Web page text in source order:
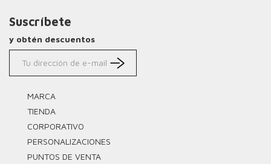
Suscríbete
y obtén descuentos
MARCA
TIENDA
CORPORATIVO
PERSONALIZACIONES
PUNTOS DE VENTA